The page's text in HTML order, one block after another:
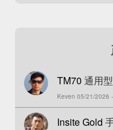
TM70 通用
MG) Keven 05/21/
Insite Gold